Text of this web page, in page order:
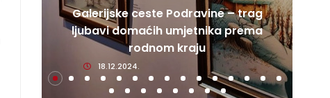
Galerijske ceste Podravine – trag
ljubavi domaćih umjetnika prema
rodnom kraju
18.12.2024.